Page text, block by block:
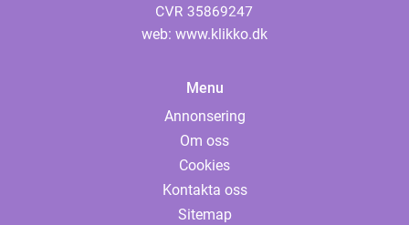
web: www.klikko.dk
Menu
Annonsering
Om oss
Cookies
Kontakta oss
Sitemap